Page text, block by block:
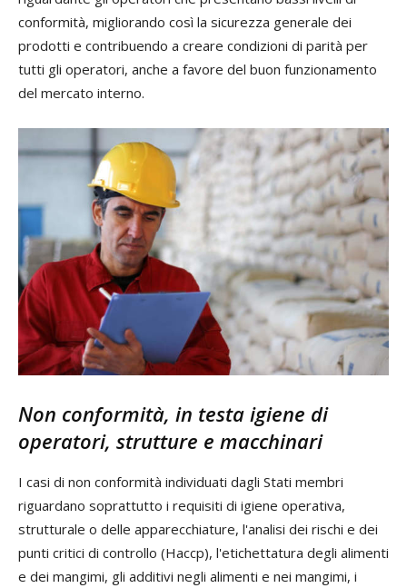
conformità, migliorando così la sicurezza generale dei
prodotti e contribuendo a creare condizioni di parità per
tutti gli operatori, anche a favore del buon funzionamento
del mercato interno.
Non conformità, in testa igiene di
operatori, strutture e macchinari
I casi di non conformità individuati dagli Stati membri
riguardano soprattutto i requisiti di igiene operativa,
strutturale o delle apparecchiature, l'analisi dei rischi e dei
punti critici di controllo (Haccp), l'etichettatura degli alimenti
e dei mangimi, gli additivi negli alimenti e nei mangimi, i